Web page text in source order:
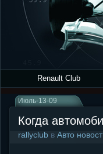
Renault Club
Июль-13-09
Когда
rallyclub в Авто